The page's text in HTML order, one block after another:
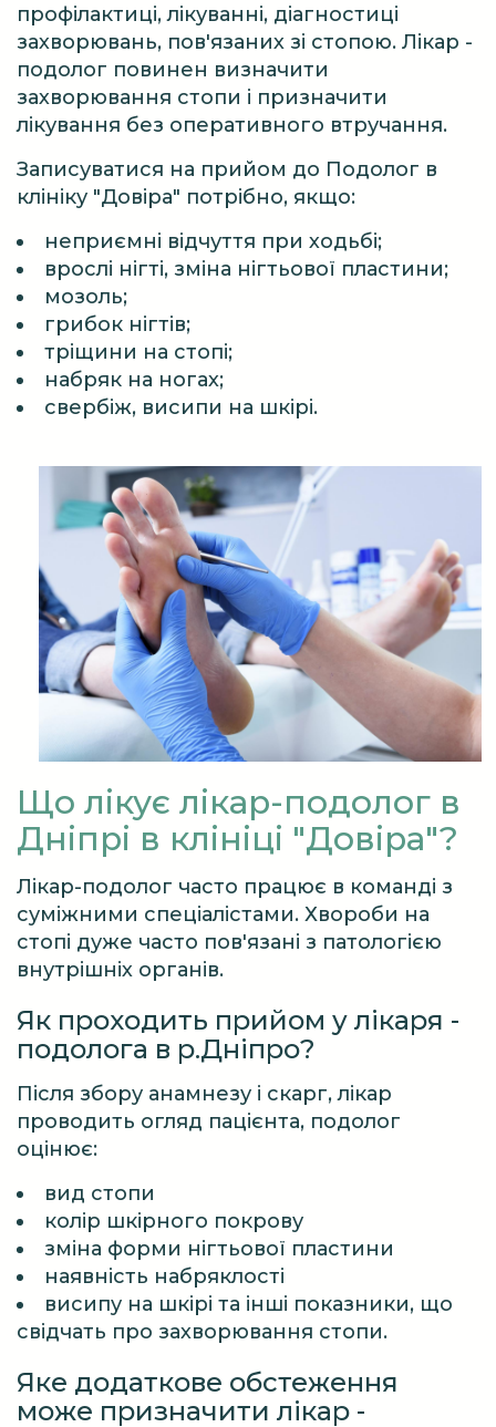
профілактиці, лікуванні, діагностиці
захворювань, пов'язаних зі стопою. Лікар -
подолог повинен визначити
захворювання стопи і призначити
лікування без оперативного втручання.
Записуватися на прийом до Подолог в
клініку "Довіра" потрібно, якщо:
неприємні відчуття при ходьбі;
врослі нігті, зміна нігтьової пластини;
мозоль;
грибок нігтів;
тріщини на стопі;
набряк на ногах;
свербіж, висипи на шкірі.
Що лікує лікар-подолог в
Дніпрі в клініці "Довіра"?
Лікар-подолог часто працює в команді з
суміжними спеціалістами. Хвороби на
стопі дуже часто пов'язані з патологією
внутрішніх органів.
Як проходить прийом у лікаря -
подолога в р.Дніпро?
Після збору анамнезу і скарг, лікар
проводить огляд пацієнта, подолог
оцінює:
вид стопи
колір шкірного покрову
зміна форми нігтьової пластини
наявність набряклості
висипу на шкірі та інші показники, що
свідчать про захворювання стопи.
Яке додаткове обстеження
може призначити лікар -